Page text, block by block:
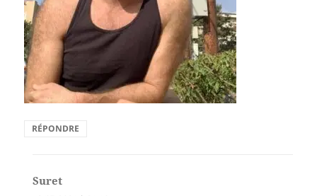
RÉPONDRE
Suret